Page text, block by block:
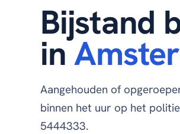
Bijstand
in
Aangehouden of
binnen het uur op het
5444333.